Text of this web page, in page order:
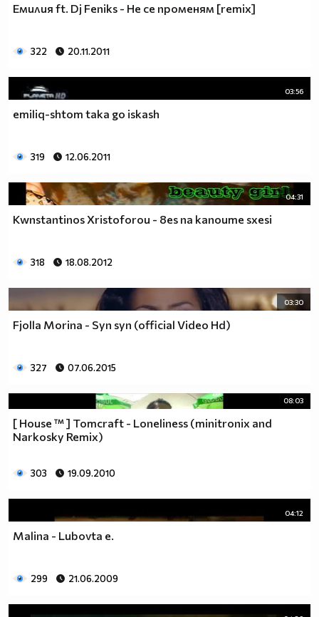
Емилия ft. Dj Feniks - Не се променям [remix]
322 20.11.2011
03:56
emiliq-shtom taka go iskash
319 12.06.2011
04:31
Kwnstantinos Xristoforou - 8es na kanoume sxesi
318 18.08.2012
03:30
Fjolla Morina - Syn syn (official Video Hd)
327 07.06.2015
08:03
[ House ™ ] Tomcraft - Loneliness (minitronix and
Narkosky Remix)
303 19.09.2010
04:12
Malina - Lubovta e.
299 21.06.2009